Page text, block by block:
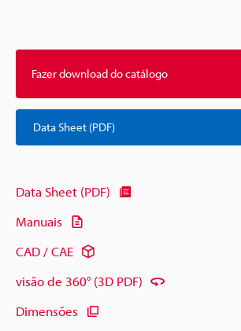
Fazer download do catálogo
Data Sheet (PDF)
Data Sheet (PDF)
Manuais
CAD / CAE
visão de 360° (3D PDF)
Dimensões